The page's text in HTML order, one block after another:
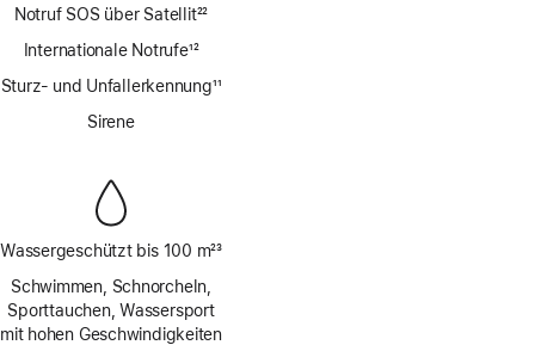
Notruf SOS über Satellit22
Internationale Notrufe12
Sturz- und Unfallerkennung11
Sirene
Wassergeschützt bis 100 m23
Schwimmen, Schnorcheln,
Sporttauchen, Wassersport
mit hohen Geschwindigkeiten